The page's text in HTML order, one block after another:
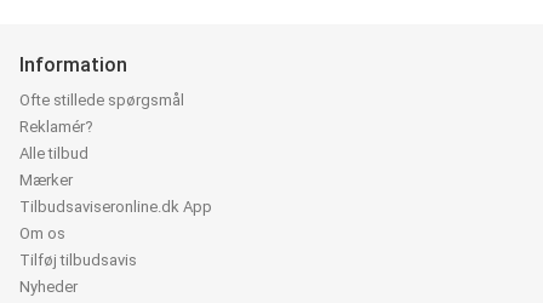
Information
Ofte stillede spørgsmål
Reklamér?
Alle tilbud
Mærker
Tilbudsaviseronline.dk App
Om os
Tilføj tilbudsavis
Nyheder